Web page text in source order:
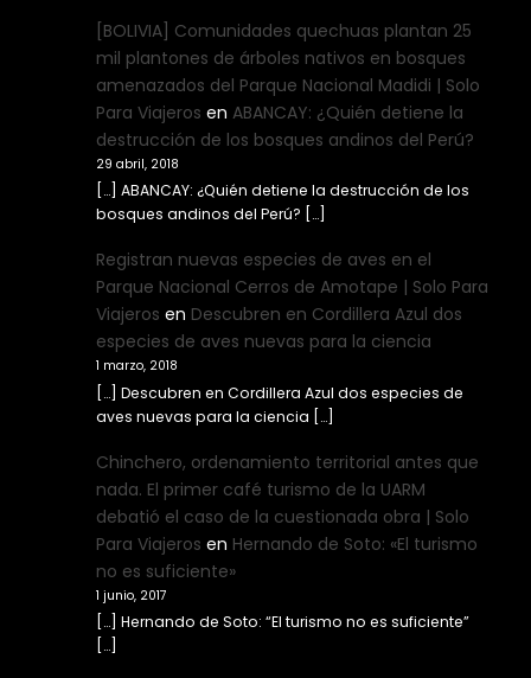
[BOLIVIA] Comunidades quechuas plantan 25
mil plantones de árboles nativos en bosques
amenazados del Parque Nacional Madidi | Solo
Para Viajeros en ABANCAY: ¿Quién detiene la
destrucción de los bosques andinos del Perú?
29 abril, 2018
[…] ABANCAY: ¿Quién detiene la destrucción de los
bosques andinos del Perú? […]
Registran nuevas especies de aves en el
Parque Nacional Cerros de Amotape | Solo Para
Viajeros en Descubren en Cordillera Azul dos
especies de aves nuevas para la ciencia
1 marzo, 2018
[…] Descubren en Cordillera Azul dos especies de
aves nuevas para la ciencia […]
Chinchero, ordenamiento territorial antes que
nada. El primer café turismo de la UARM
debatió el caso de la cuestionada obra | Solo
Para Viajeros en Hernando de Soto: «El turismo
no es suficiente»
1 junio, 2017
[…] Hernando de Soto: “El turismo no es suficiente”
[…]